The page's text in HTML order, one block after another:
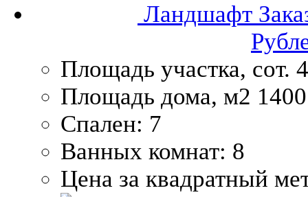
Ландшафт
Площадь участка, сот.
Площадь дома, м2 1400
Спален: 7
Ванных комнат: 8
Цена за квадратный